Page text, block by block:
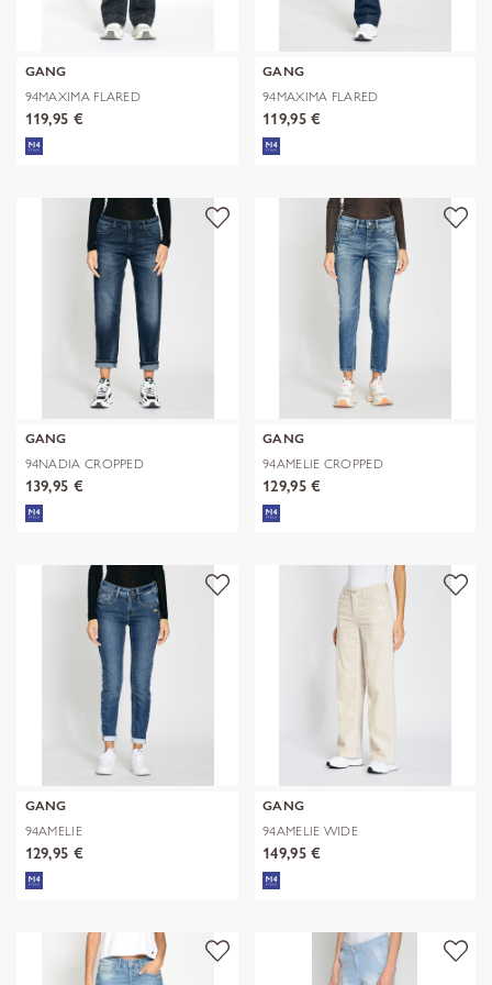
GANG
94MAXIMA FLARED
119,95 €
GANG
94MAXIMA FLARED
119,95 €
GANG
94NADIA CROPPED
139,95 €
GANG
94AMELIE CROPPED
129,95 €
GANG
94AMELIE
129,95 €
GANG
94AMELIE WIDE
149,95 €